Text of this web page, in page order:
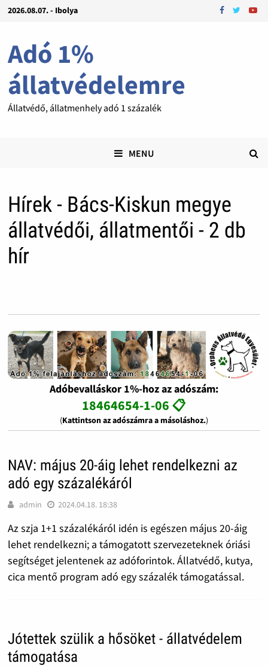
2026.08.07. - Ibolya
Adó 1%
állatvédelemre
Állatvédő, állatmenhely adó 1 százalék
MENU
Hírek - Bács-Kiskun megye
állatvédői, állatmentői - 2 db
hír
Adóbevalláskor 1%-hoz az adószám:
18464654-1-06 📋
(Kattintson az adószámra a másoláshoz.)
NAV: május 20-áig lehet rendelkezni az
adó egy százalékáról
admin 2024.04.18. 18:38
Az szja 1+1 százalékáról idén is egészen május 20-áig
lehet rendelkezni; a támogatott szervezeteknek óriási
segítséget jelentenek az adóforintok. Állatvédő, kutya,
cica mentő program adó egy százalék támogatással.
Jótettek szülik a hősöket - állatvédelem
támogatása